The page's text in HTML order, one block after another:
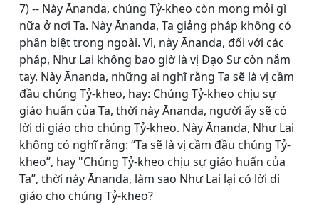
7) -- Này Ānanda, chúng Tỷ-kheo còn mong mỏi gì
nữa ở nơi Ta. Này Ānanda, Ta giảng pháp không có
phân biệt trong ngoài. Vì, này Ānanda, đối với các
pháp, Như Lai không bao giờ là vị Ðạo Sư còn nắm
tay. Này Ānanda, những ai nghĩ rằng Ta sẽ là vị cầm
đầu chúng Tỷ-kheo, hay: Chúng Tỷ-kheo chịu sự
giáo huấn của Ta, thời này Ānanda, người ấy sẽ có
lời di giáo cho chúng Tỷ-kheo. Này Ānanda, Như Lai
không có nghĩ rằng: “Ta sẽ là vị cầm đầu chúng Tỷ-
kheo”, hay "Chúng Tỷ-kheo chịu sự giáo huấn của
Ta”, thời này Ānanda, làm sao Như Lai lại có lời di
giáo cho chúng Tỷ-kheo?